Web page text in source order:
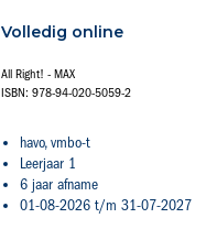
Volledig online
All Right! - MAX
ISBN: 978-94-020-5059-2
havo, vmbo-t
Leerjaar 1
6 jaar afname
01-08-2026 t/m 31-07-2027